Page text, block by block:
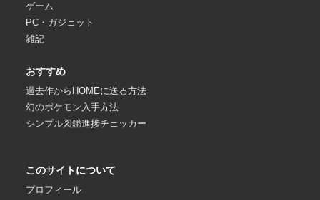
ゲーム
PC・ガジェット
雑記
おすすめ
過去作からHOMEに送る方法
幻のポケモン入手方法
シンプル図鑑進捗チェッカー
このサイトについて
プロフィール